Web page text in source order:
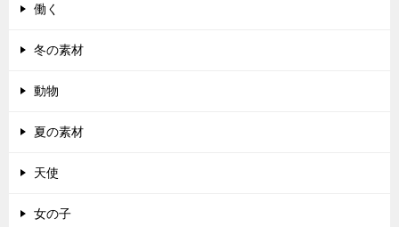
働く
冬の素材
動物
夏の素材
天使
女の子